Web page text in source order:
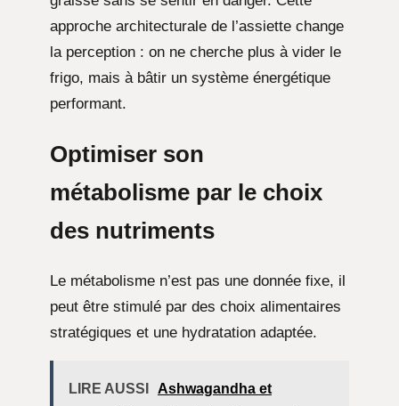
approche architecturale de l’assiette change
la perception : on ne cherche plus à vider le
frigo, mais à bâtir un système énergétique
performant.
Optimiser son
métabolisme par le choix
des nutriments
Le métabolisme n’est pas une donnée fixe, il
peut être stimulé par des choix alimentaires
stratégiques et une hydratation adaptée.
LIRE AUSSI
Ashwagandha et